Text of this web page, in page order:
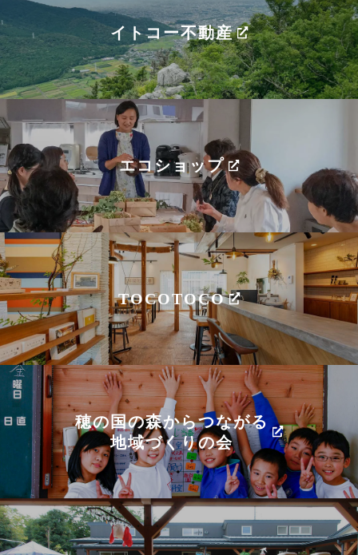
イトコー不動産
エコショップ
TOCOTOCO
穂の国の森からつながる
地域づくりの会